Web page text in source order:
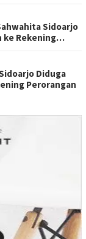
Sidoarjo
ke Rekening
Diduga
Perorangan